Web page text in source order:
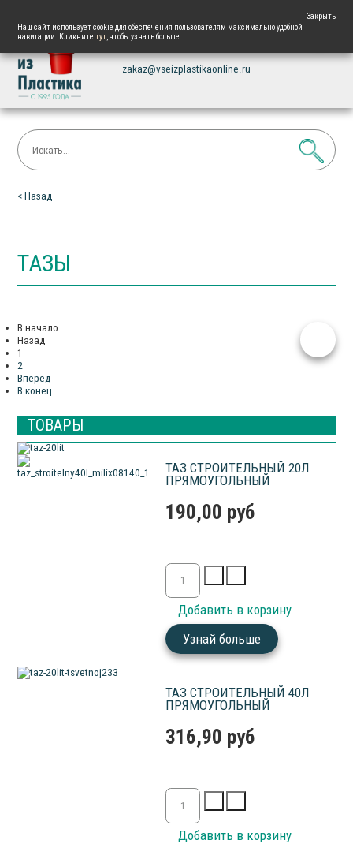
Закрыть
Наш сайт использует cookie для обеспечения пользователям максимально удобной
навигации. Кликнитетут, чтобы узнать больше.
zakaz@vseizplastikaonline.ru
< Назад
ТАЗЫ
В начало
Назад
1
2
Вперед
В конец
ТОВАРЫ
ТАЗ СТРОИТЕЛЬНЫЙ 20Л
ПРЯМОУГОЛЬНЫЙ
190,00 руб
Узнай больше
ТАЗ СТРОИТЕЛЬНЫЙ 40Л
ПРЯМОУГОЛЬНЫЙ
316,90 руб